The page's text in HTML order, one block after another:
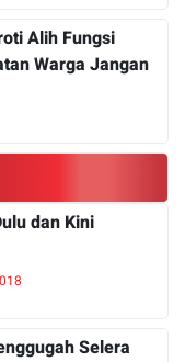
Alih Fungsi
Warga Jangan
dan Kini
Selera